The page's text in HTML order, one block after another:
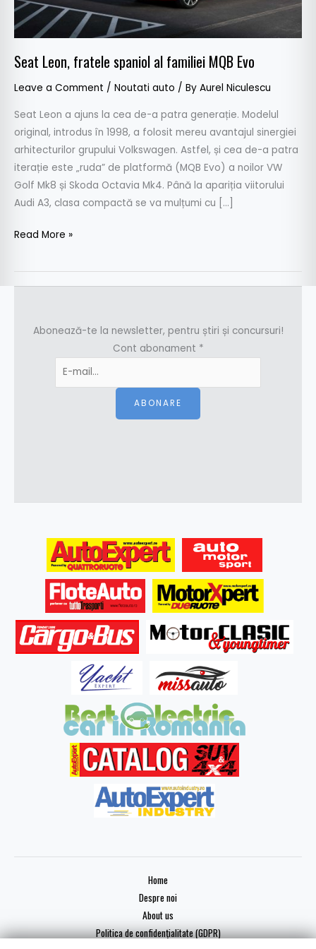
Seat Leon, fratele spaniol al familiei MQB Evo
Leave a Comment / Noutati auto / By Aurel Niculescu
Seat Leon a ajuns la cea de-a patra generație. Modelul
original, introdus în 1998, a folosit mereu avantajul sinergiei
arhitecturilor grupului Volkswagen. Astfel, și cea de-a patra
iterație este „ruda” de platformă (MQB Evo) a noilor VW
Golf Mk8 și Skoda Octavia Mk4. Până la apariția viitorului
Audi A3, clasa compactă se va mulțumi cu […]
Evo
Read More »
Abonează-te la newsletter, pentru știri și concursuri!
Cont abonament *
ABONARE
Home
Despre noi
About us
Politica de confidențialitate (GDPR)